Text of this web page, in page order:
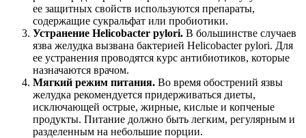
ее защитных свойств используются препараты,
содержащие сукральфат или пробиотики.
Устранение Helicobacter pylori. В большинстве случаев
язва желудка вызвана бактерией Helicobacter pylori. Для
ее устранения проводятся курс антибиотиков, которые
назначаются врачом.
Мягкий режим питания. Во время обострений язвы
желудка рекомендуется придерживаться диеты,
исключающей острые, жирные, кислые и копченые
продукты. Питание должно быть легким, регулярным и
разделенным на небольшие порции.